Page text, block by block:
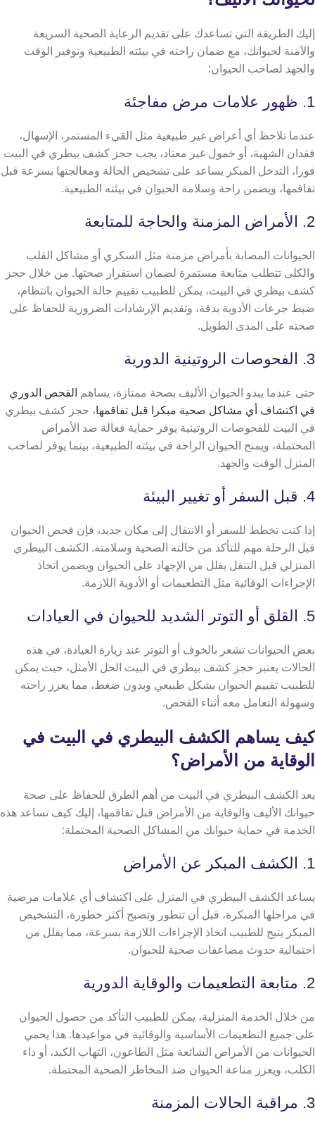
إليك الطريقة التي تساعدك على تقديم الرعاية الصحية السريعة
والآمنة لحيوانك، مع ضمان راحته في بيئته الطبيعية وتوفير الوقت
والجهد لصاحب الحيوان:
1. ظهور علامات مرض مفاجئة
عندما تلاحظ أي أعراض غير طبيعية مثل القيء المستمر، الإسهال،
فقدان الشهية، أو خمول غير معتاد، يجب حجز كشف بيطري في البيت
فورا، التدخل المبكر يساعد على تشخيص الحالة ومعالجتها بسرعة قبل
تفاقمها، ويضمن راحة وسلامة الحيوان في بيئته الطبيعية.
2. الأمراض المزمنة والحاجة للمتابعة
الحيوانات المصابة بأمراض مزمنة مثل السكري أو مشاكل القلب
والكلى تتطلب متابعة مستمرة لضمان استقرار صحتها. من خلال حجز
كشف بيطري في البيت، يمكن للطبيب تقييم حالة الحيوان بانتظام،
ضبط جرعات الأدوية بدقة، وتقديم الإرشادات الضرورية للحفاظ على
صحته على المدى الطويل.
3. الفحوصات الروتينية الدورية
حتى عندما يبدو الحيوان الأليف بصحة ممتازة، يساهم الفحص الدوري
في اكتشاف أي مشاكل صحية مبكرا قبل تفاقمها، حجز كشف بيطري
في البيت للفحوصات الروتينية يوفر حماية فعالة ضد الأمراض
المحتملة، ويمنح الحيوان الراحة في بيئته الطبيعية، بينما يوفر لصاحب
المنزل الوقت والجهد.
4. قبل السفر أو تغيير البيئة
إذا كنت تخطط للسفر أو الانتقال إلى مكان جديد، فإن فحص الحيوان
قبل الرحلة مهم للتأكد من حالته الصحية وسلامته. الكشف البيطري
المنزلي قبل التنقل يقلل من الإجهاد على الحيوان ويضمن اتخاذ
الإجراءات الوقائية مثل التطعيمات أو الأدوية اللازمة.
5. القلق أو التوتر الشديد للحيوان في العيادات
بعض الحيوانات تشعر بالخوف أو التوتر عند زيارة العيادة، في هذه
الحالات يعتبر حجز كشف بيطري في البيت الحل الأمثل، حيث يمكن
للطبيب تقييم الحيوان بشكل طبيعي وبدون ضغط، مما يعزز راحته
وسهولة التعامل معه أثناء الفحص.
كيف يساهم الكشف البيطري في البيت في
الوقاية من الأمراض؟
​​يعد الكشف البيطري في البيت من أهم الطرق للحفاظ على صحة
حيوانك الأليف والوقاية من الأمراض قبل تفاقمها، إليك كيف تساعد هذه
الخدمة في حماية حيوانك من المشاكل الصحية المحتملة:
1. الكشف المبكر عن الأمراض
يساعد الكشف البيطري في المنزل على اكتشاف أي علامات مرضية
في مراحلها المبكرة، قبل أن تتطور وتصبح أكثر خطورة، التشخيص
المبكر يتيح للطبيب اتخاذ الإجراءات اللازمة بسرعة، مما يقلل من
احتمالية حدوث مضاعفات صحية للحيوان.
2. متابعة التطعيمات والوقاية الدورية
من خلال الخدمة المنزلية، يمكن للطبيب التأكد من حصول الحيوان
على جميع التطعيمات الأساسية والوقائية في مواعيدها. هذا يحمي
الحيوانات من الأمراض الشائعة مثل الطاعون، التهاب الكبد، أو داء
الكلب، ويعزز مناعة الحيوان ضد المخاطر الصحية المحتملة.
3. مراقبة الحالات المزمنة